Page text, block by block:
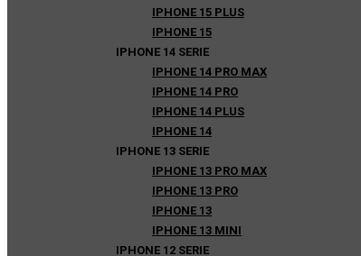
IPHONE 15 PLUS
IPHONE 15
IPHONE 14 SERIE
IPHONE 14 PRO MAX
IPHONE 14 PRO
IPHONE 14 PLUS
IPHONE 14
IPHONE 13 SERIE
IPHONE 13 PRO MAX
IPHONE 13 PRO
IPHONE 13
IPHONE 13 MINI
IPHONE 12 SERIE